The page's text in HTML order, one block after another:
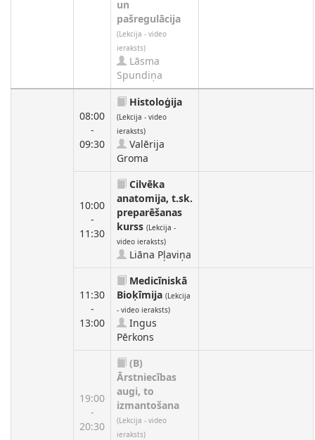
un
pašregulācija
(Lekcija - video
ieraksts)
Lāsma
Spundiņa
08:00
-
09:30
Histoloģija
(Lekcija - video
ieraksts)
Valērija
Groma
10:00
-
11:30
Cilvēka
anatomija, t.sk.
preparēšanas
kurss (Lekcija -
video ieraksts)
Liāna Pļaviņa
11:30
-
13:00
Medicīniskā
Bioķīmija (Lekcija
- video ieraksts)
Ingus
Pērkons
19:00
-
20:30
(B)
Ārstniecības
augi, to
izmantošana
(Lekcija - video
ieraksts)